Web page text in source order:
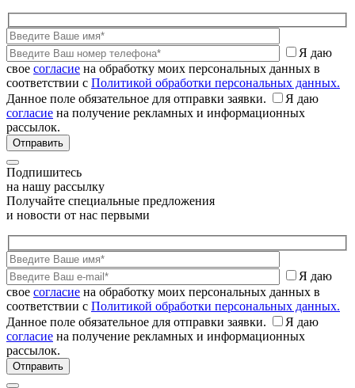
Я даю
свое согласие на обработку моих персональных данных в
соответствии с Политикой обработки персональных данных.
Данное поле обязательное для отправки заявки.
Я даю
согласие на получение рекламных и информационных
рассылок.
Подпишитесь
на нашу рассылку
Получайте специальные предложения
и новости от нас первыми
Я даю
свое согласие на обработку моих персональных данных в
соответствии с Политикой обработки персональных данных.
Данное поле обязательное для отправки заявки.
Я даю
согласие на получение рекламных и информационных
рассылок.